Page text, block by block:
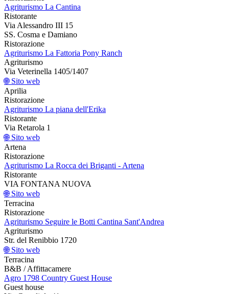
Agriturismo La Cantina
Ristorante
Via Alessandro III 15
SS. Cosma e Damiano
Ristorazione
Agriturismo La Fattoria Pony Ranch
Agriturismo
Via Veterinella 1405/1407
🌐 Sito web
Aprilia
Ristorazione
Agriturismo La piana dell'Erika
Ristorante
Via Retarola 1
🌐 Sito web
Artena
Ristorazione
Agriturismo La Rocca dei Briganti - Artena
Ristorante
VIA FONTANA NUOVA
🌐 Sito web
Terracina
Ristorazione
Agriturismo Seguire le Botti Cantina Sant'Andrea
Agriturismo
Str. del Renibbio 1720
🌐 Sito web
Terracina
B&B / Affittacamere
Agro 1798 Country Guest House
Guest house